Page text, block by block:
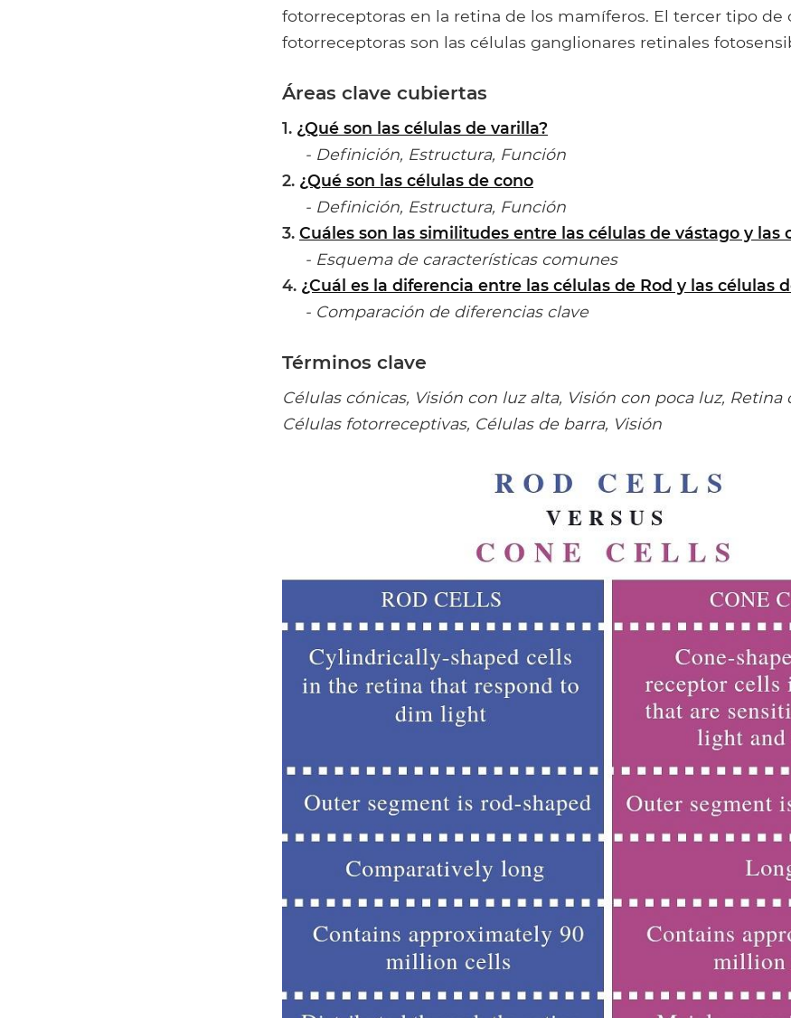
fotorreceptoras en la retina de los mamíferos. El tercer tipo de
fotorreceptoras son las células ganglionares retinales
Áreas clave cubiertas
1. ¿Qué son las células de varilla?
- Definición, Estructura, Función
2. ¿Qué son las células de cono
- Definición, Estructura, Función
3. Cuáles son las similitudes entre las células de vástago y las
- Esquema de características comunes
4. ¿Cuál es la diferencia entre las células de Rod y las células
- Comparación de diferencias clave
Términos clave
Células cónicas, Visión con luz alta, Visión con poca luz, Retina
Células fotorreceptivas, Células de barra, Visión